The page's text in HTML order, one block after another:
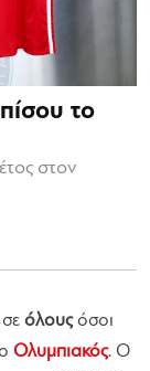
το
στον
όλουςόσοι
Ολυμπιακός. Ο